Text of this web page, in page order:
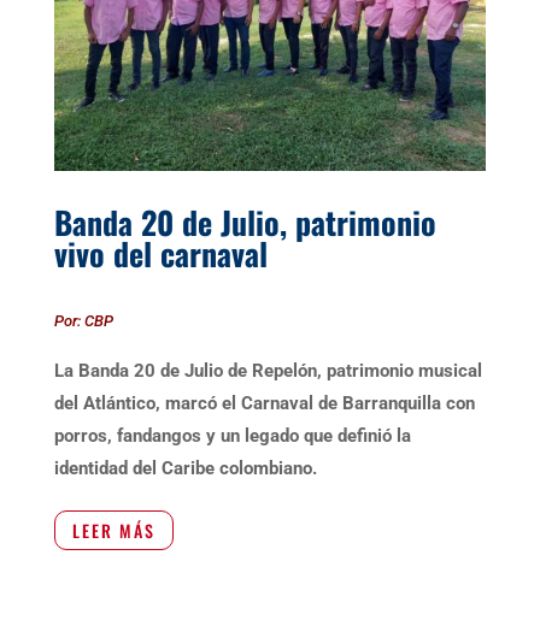
Banda 20 de Julio, patrimonio
vivo del carnaval
Por: CBP
La Banda 20 de Julio de Repelón, patrimonio musical
del Atlántico, marcó el Carnaval de Barranquilla con
porros, fandangos y un legado que definió la
identidad del Caribe colombiano.
LEER MÁS